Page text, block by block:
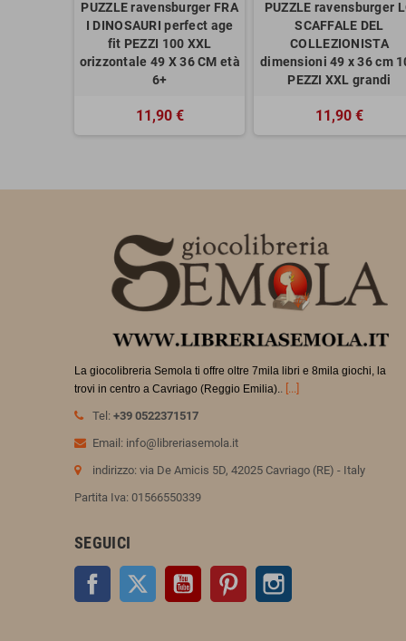
PUZZLE ravensburger FRA
I DINOSAURI perfect age
fit PEZZI 100 XXL
orizzontale 49 X 36 CM età
6+
11,90 €
PUZZLE ravensburger
SCAFFALE DEL
COLLEZIONISTA
dimensioni 49 x 36 cm
PEZZI XXL grandi
11,90 €
La giocolibreria Semola ti offre oltre 7mila libri e 8mila giochi, la
trovi in centro a Cavriago (Reggio Emilia). . [...]
Tel: +39 0522371517
Email: info@libreriasemola.it
indirizzo: via De Amicis 5D, 42025 Cavriago (RE) - Italy
Partita Iva: 01566550339
SEGUICI
Facebook Twitter YouTube Pinterest